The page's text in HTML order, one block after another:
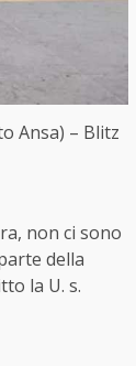
Ansa) – Blitz
non ci sono
della
la U. s.